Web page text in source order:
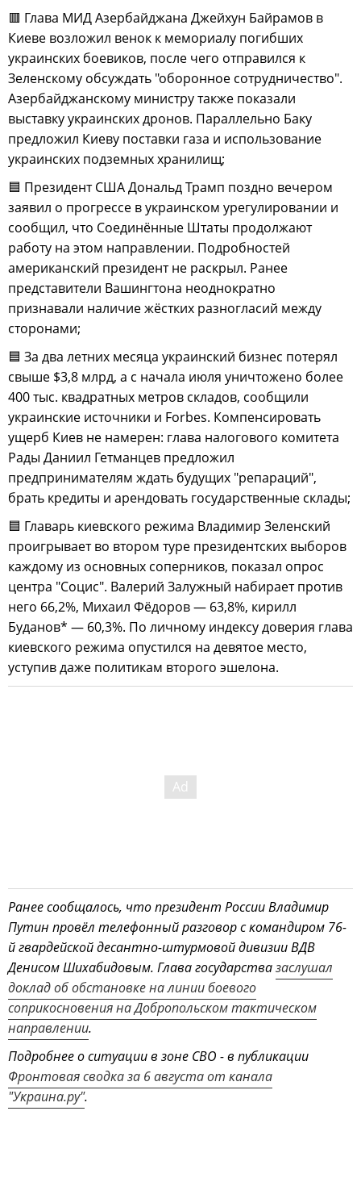
🟥 Глава МИД Азербайджана Джейхун Байрамов в
Киеве возложил венок к мемориалу погибших
украинских боевиков, после чего отправился к
Зеленскому обсуждать "оборонное сотрудничество".
Азербайджанскому министру также показали
выставку украинских дронов. Параллельно Баку
предложил Киеву поставки газа и использование
украинских подземных хранилищ;
🟦 Президент США Дональд Трамп поздно вечером
заявил о прогрессе в украинском урегулировании и
сообщил, что Соединённые Штаты продолжают
работу на этом направлении. Подробностей
американский президент не раскрыл. Ранее
представители Вашингтона неоднократно
признавали наличие жёстких разногласий между
сторонами;
🟦 За два летних месяца украинский бизнес потерял
свыше $3,8 млрд, а с начала июля уничтожено более
400 тыс. квадратных метров складов, сообщили
украинские источники и Forbes. Компенсировать
ущерб Киев не намерен: глава налогового комитета
Рады Даниил Гетманцев предложил
предпринимателям ждать будущих "репараций",
брать кредиты и арендовать государственные склады;
🟦 Главарь киевского режима Владимир Зеленский
проигрывает во втором туре президентских выборов
каждому из основных соперников, показал опрос
центра "Социс". Валерий Залужный набирает против
него 66,2%, Михаил Фёдоров — 63,8%, кирилл
Буданов* — 60,3%. По личному индексу доверия глава
киевского режима опустился на девятое место,
уступив даже политикам второго эшелона.
Ранее сообщалось, что президент России Владимир
Путин провёл телефонный разговор с командиром 76-
й гвардейской десантно-штурмовой дивизии ВДВ
Денисом Шихабидовым. Глава государствазаслушал
доклад об обстановке на линии боевого
соприкосновения на Добропольском тактическом
направлении.
Подробнее о ситуации в зоне СВО - в публикации
Фронтовая сводка за 6 августа от канала
"Украина.ру".